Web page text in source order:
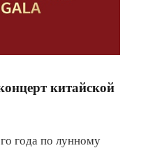
китайской
года по лунному